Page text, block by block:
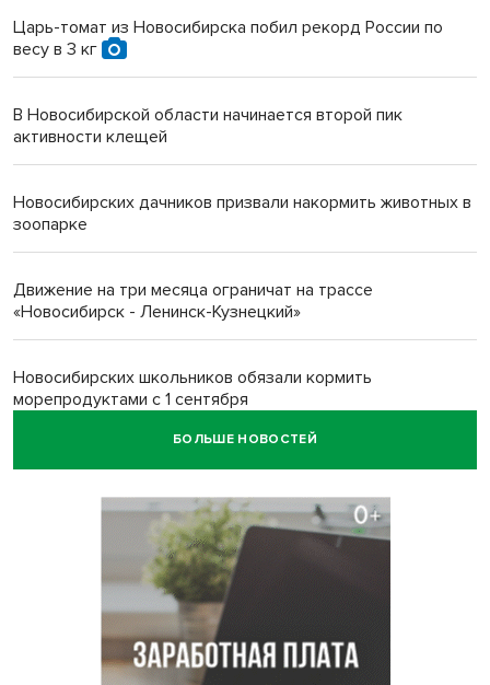
Царь-томат из Новосибирска побил рекорд России по
весу в 3 кг
В Новосибирской области начинается второй пик
активности клещей
Новосибирских дачников призвали накормить животных в
зоопарке
Движение на три месяца ограничат на трассе
«Новосибирск - Ленинск-Кузнецкий»
Новосибирских школьников обязали кормить
морепродуктами с 1 сентября
БОЛЬШЕ НОВОСТЕЙ